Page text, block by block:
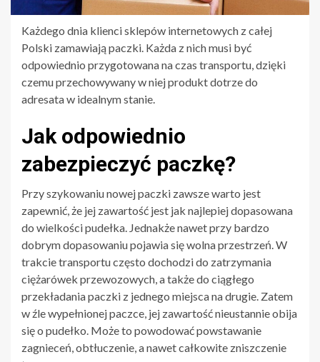
Każdego dnia klienci sklepów internetowych z całej
Polski zamawiają paczki. Każda z nich musi być
odpowiednio przygotowana na czas transportu, dzięki
czemu przechowywany w niej produkt dotrze do
adresata w idealnym stanie.
Jak odpowiednio
zabezpieczyć paczkę?
Przy szykowaniu nowej paczki zawsze warto jest
zapewnić, że jej zawartość jest jak najlepiej dopasowana
do wielkości pudełka. Jednakże nawet przy bardzo
dobrym dopasowaniu pojawia się wolna przestrzeń. W
trakcie transportu często dochodzi do zatrzymania
ciężarówek przewozowych, a także do ciągłego
przekładania paczki z jednego miejsca na drugie. Zatem
w źle wypełnionej paczce, jej zawartość nieustannie obija
się o pudełko. Może to powodować powstawanie
zagnieceń, obtłuczenie, a nawet całkowite zniszczenie